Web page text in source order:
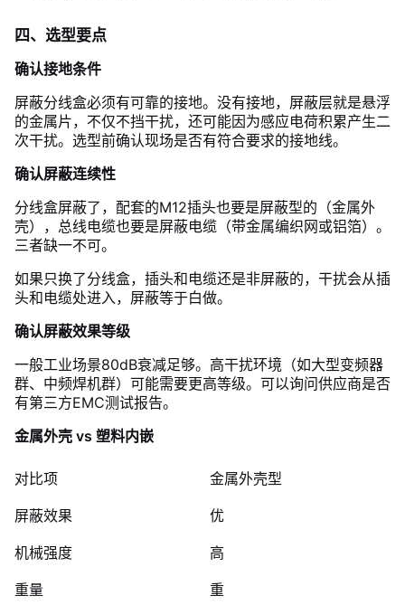
四、选型要点
确认接地条件
屏蔽分线盒必须有可靠的接地。没有接地，屏蔽层就是悬浮
的金属片，不仅不挡干扰，还可能因为感应电荷积累产生二
次干扰。选型前确认现场是否有符合要求的接地线。
确认屏蔽连续性
分线盒屏蔽了，配套的M12插头也要是屏蔽型的（金属外
壳），总线电缆也要是屏蔽电缆（带金属编织网或铝箔）。
三者缺一不可。
如果只换了分线盒，插头和电缆还是非屏蔽的，干扰会从插
头和电缆处进入，屏蔽等于白做。
确认屏蔽效果等级
一般工业场景80dB衰减足够。高干扰环境（如大型变频器
群、中频焊机群）可能需要更高等级。可以询问供应商是否
有第三方EMC测试报告。
金属外壳 vs 塑料内嵌
对比项 金属外壳型
屏蔽效果 优
机械强度 高
重量 重